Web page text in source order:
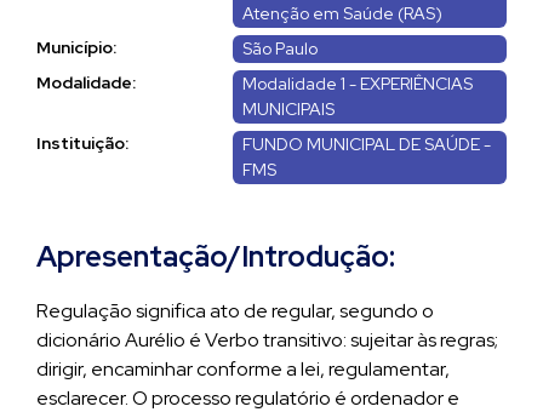
Atenção em Saúde (RAS)
Município:
São Paulo
Modalidade:
Modalidade 1 - EXPERIÊNCIAS
MUNICIPAIS
Instituição:
FUNDO MUNICIPAL DE SAÚDE -
FMS
Apresentação/Introdução:
Regulação significa ato de regular, segundo o
dicionário Aurélio é Verbo transitivo: sujeitar às regras;
dirigir, encaminhar conforme a lei, regulamentar,
esclarecer. O processo regulatório é ordenador e